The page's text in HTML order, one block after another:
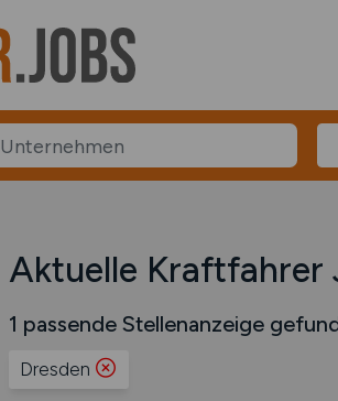
Aktuelle Kraftfahrer
1 passende Stellenanzeige
Dresden